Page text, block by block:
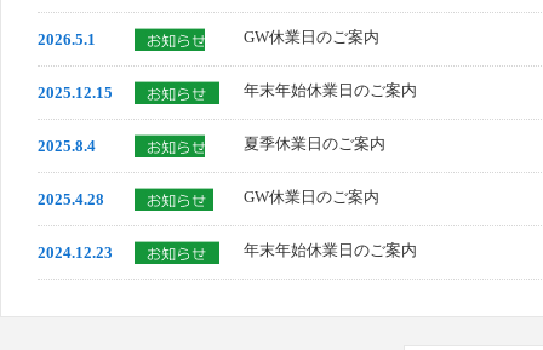
2026.5.1 GW休業日のご案内
2025.12.15 年末年始休業日のご案内
2025.8.4 夏季休業日のご案内
2025.4.28 GW休業日のご案内
2024.12.23 年末年始休業日のご案内